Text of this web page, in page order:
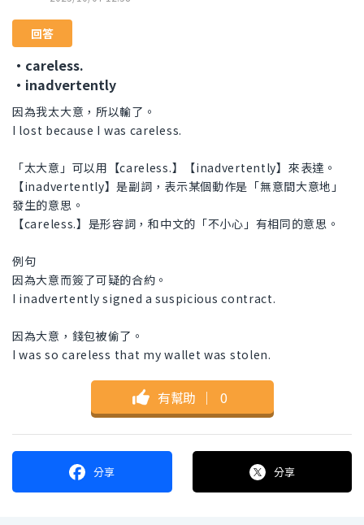
回答
・careless.
・inadvertently
因為我太大意，所以輸了。
I lost because I was careless.
「太大意」可以用【careless.】【inadvertently】來表達。
【inadvertently】是副詞，表示某個動作是「無意間大意地」
發生的意思。
【careless.】是形容詞，和中文的「不小心」有相同的意思。
例句
因為大意而簽了可疑的合約。
I inadvertently signed a suspicious contract.
因為大意，錢包被偷了。
I was so careless that my wallet was stolen.
有幫助 ｜ 0
分享 分享